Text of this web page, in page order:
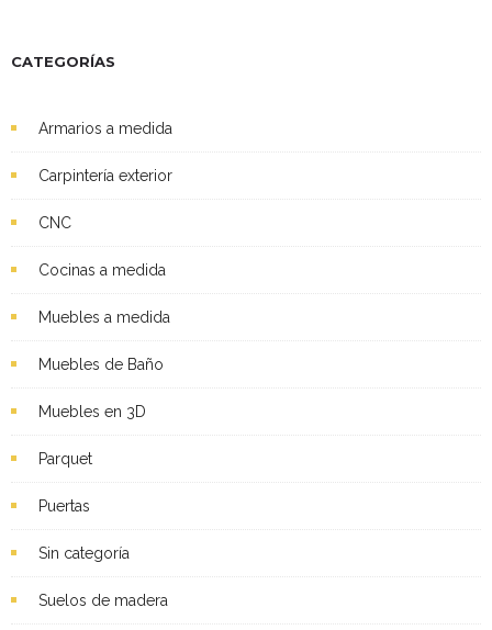
CATEGORÍAS
Armarios a medida
Carpintería exterior
CNC
Cocinas a medida
Muebles a medida
Muebles de Baño
Muebles en 3D
Parquet
Puertas
Sin categoría
Suelos de madera